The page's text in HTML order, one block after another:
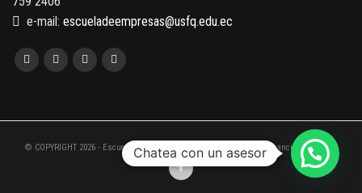
e-mail: escueladeempresas@usfq.edu.ec
© COPYRIGHT 2026 - Escuela de Empresas de la Universidad San Francisco de Quito
Chatea con un asesor